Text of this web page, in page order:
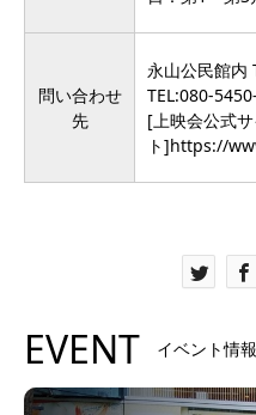
問い合わせ
先
永山公民館内
TEL:080-
[上映会公式サ
ト]https://
EVENT イベント情報